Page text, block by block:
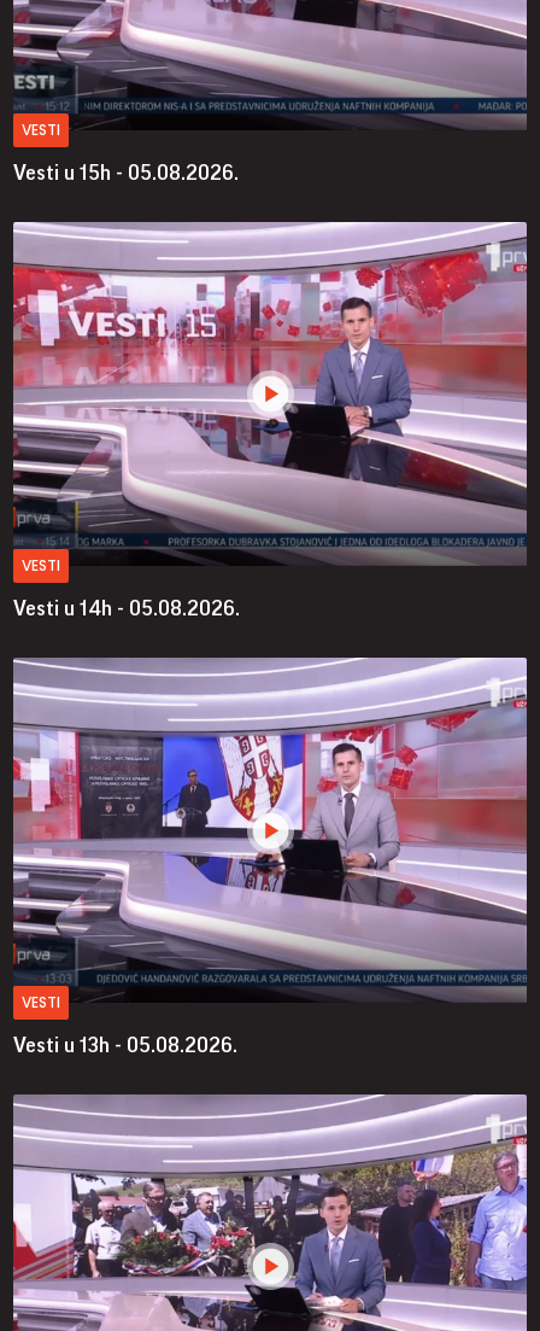
VESTI
Vesti u 15h - 05.08.2026.
VESTI
Vesti u 14h - 05.08.2026.
VESTI
Vesti u 13h - 05.08.2026.